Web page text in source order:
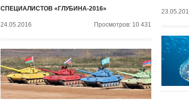
СПЕЦИАЛИСТОВ «ГЛУБИНА-2016»
24.05.2016 Просмотров: 10 431